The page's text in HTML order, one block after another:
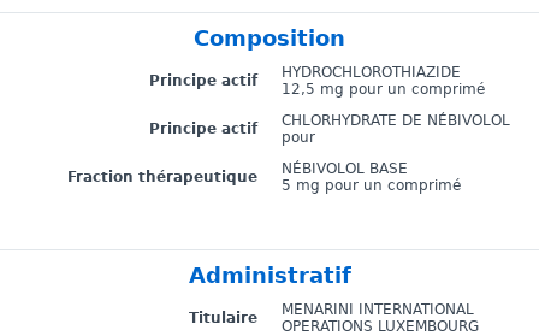
Composition
Principe actif
HYDROCHLOROTHIAZIDE
12,5 mg pour un comprimé
Principe actif
CHLORHYDRATE DE NÉBIVOLOL
pour
Fraction thérapeutique
NÉBIVOLOL BASE
5 mg pour un comprimé
Administratif
Titulaire
MENARINI INTERNATIONAL
OPERATIONS LUXEMBOURG